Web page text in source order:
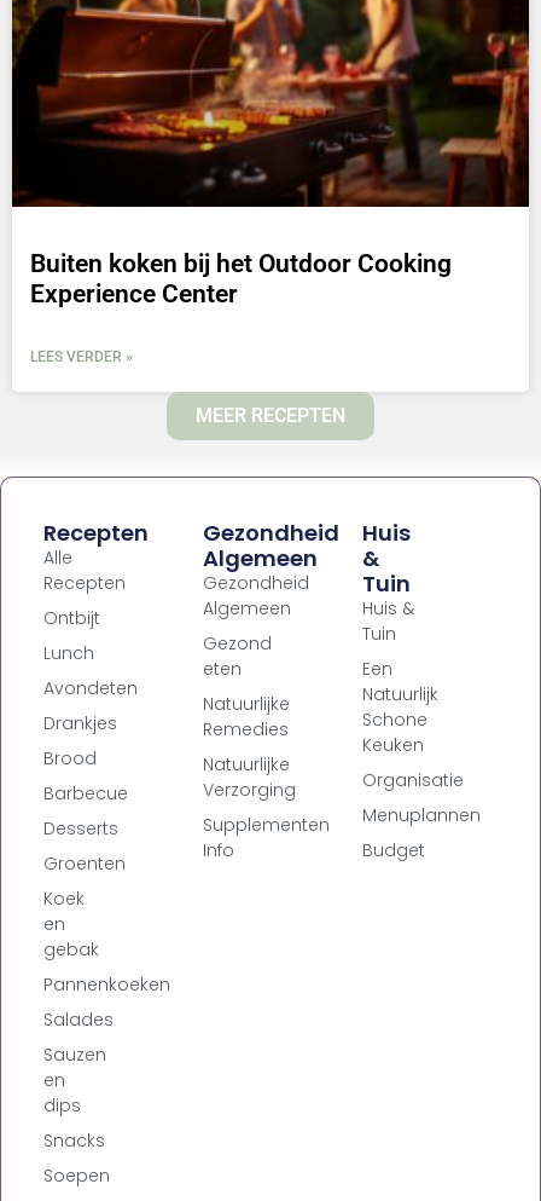
Buiten koken bij het Outdoor Cooking
Experience Center
LEES VERDER »
MEER RECEPTEN
Recepten
Alle
Recepten
Ontbijt
Lunch
Avondeten
Drankjes
Brood
Barbecue
Desserts
Groenten
Koek
en
gebak
Pannenkoeken
Salades
Sauzen
en
dips
Snacks
Soepen
Gezondheid
Algemeen
Gezondheid
Algemeen
Gezond
eten
Natuurlijke
Remedies
Natuurlijke
Verzorging
Supplementen
Info
Huis
&
Tuin
Huis &
Tuin
Een
Natuurlijk
Schone
Keuken
Organisatie
Menuplannen
Budget